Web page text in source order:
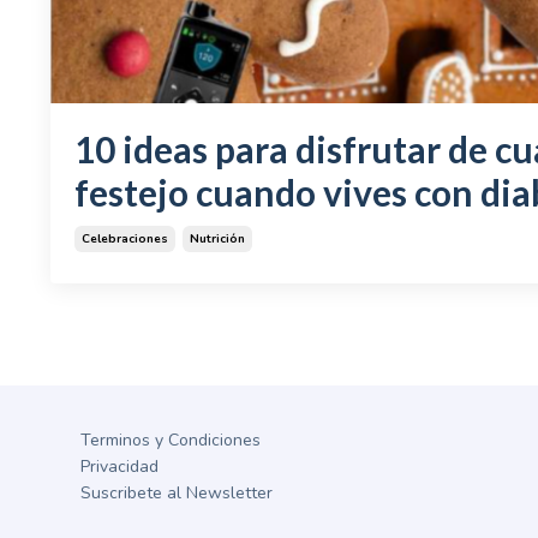
10 ideas para disfrutar de
festejo cuando vives con
Celebraciones Nutrición
Terminos y Condiciones
Privacidad
Suscribete al Newsletter